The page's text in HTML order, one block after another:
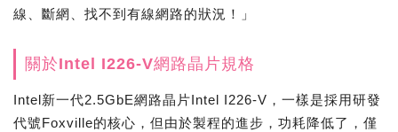
線、斷網、找不到有線網路的狀況！」
關於Intel I226-V網路晶片規格
Intel新一代2.5GbE網路晶片Intel I226-V，一樣是採用研發
代號Foxville的核心，但由於製程的進步，功耗降低了，僅